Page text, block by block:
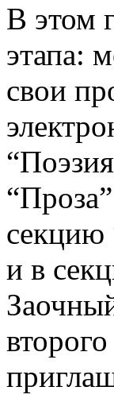
В этом
этапа:
свои
секцию
и в